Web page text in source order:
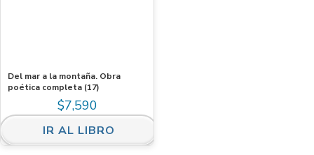
Del mar a la montaña. Obra
poética completa (17)
$7,590
IR AL LIBRO